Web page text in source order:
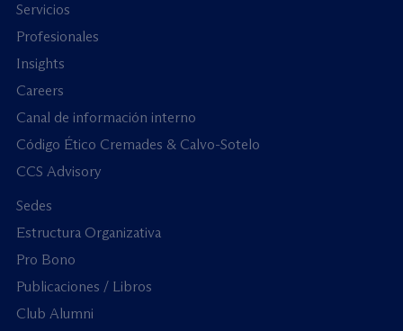
Servicios
Profesionales
Insights
Careers
Canal de información interno
Código Ético Cremades & Calvo-Sotelo
CCS Advisory
Sedes
Estructura Organizativa
Pro Bono
Publicaciones / Libros
Club Alumni